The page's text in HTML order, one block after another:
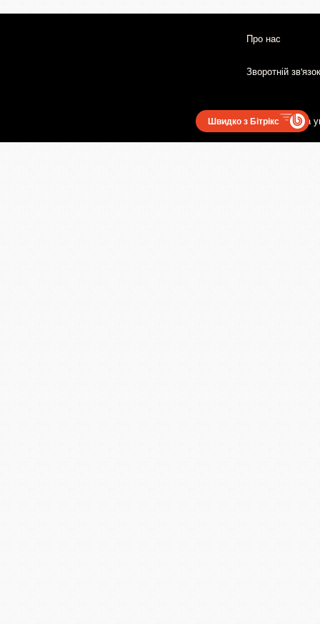
Про нас
Зворотній зв'язок
Користувацька
Швидко з Бітрікс